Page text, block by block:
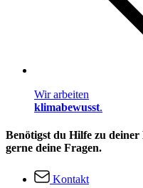
Wir arbeiten
klimabewusst.
Benötigst du Hilfe zu
gerne deine Fragen.
Kontakt